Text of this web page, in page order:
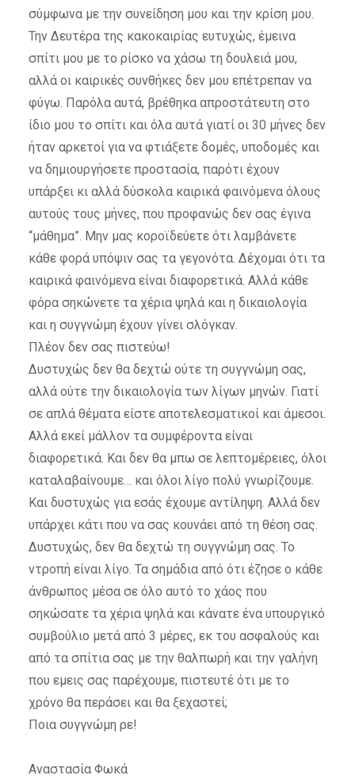
σύμφωνα με την συνείδηση μου και την κρίση μου.
Την Δευτέρα της κακοκαιρίας ευτυχώς, έμεινα
σπίτι μου με το ρίσκο να χάσω τη δουλειά μου,
αλλά οι καιρικές συνθήκες δεν μου επέτρεπαν να
φύγω. Παρόλα αυτά, βρέθηκα απροστάτευτη στο
ίδιο μου το σπίτι και όλα αυτά γιατί οι 30 μήνες δεν
ήταν αρκετοί για να φτιάξετε δομές, υποδομές και
να δημιουργήσετε προστασία, παρότι έχουν
υπάρξει κι αλλά δύσκολα καιρικά φαινόμενα όλους
αυτούς τους μήνες, που προφανώς δεν σας έγινα
“μάθημα”. Μην μας κοροϊδεύετε ότι λαμβάνετε
κάθε φορά υπόψιν σας τα γεγονότα. Δέχομαι ότι τα
καιρικά φαινόμενα είναι διαφορετικά. Αλλά κάθε
φόρα σηκώνετε τα χέρια ψηλά και η δικαιολογία
και η συγγνώμη έχουν γίνει σλόγκαν.
Πλέον δεν σας πιστεύω!
Δυστυχώς δεν θα δεχτώ ούτε τη συγγνώμη σας,
αλλά ούτε την δικαιολογία των λίγων μηνών. Γιατί
σε απλά θέματα είστε αποτελεσματικοί και άμεσοι.
Αλλά εκεί μάλλον τα συμφέροντα είναι
διαφορετικά. Και δεν θα μπω σε λεπτομέρειες, όλοι
καταλαβαίνουμε… και όλοι λίγο πολύ γνωρίζουμε.
Και δυστυχώς για εσάς έχουμε αντίληψη. Αλλά δεν
υπάρχει κάτι που να σας κουνάει από τη θέση σας.
Δυστυχώς, δεν θα δεχτώ τη συγγνώμη σας. Το
ντροπή είναι λίγο. Τα σημάδια από ότι έζησε ο κάθε
άνθρωπος μέσα σε όλο αυτό το χάος που
σηκώσατε τα χέρια ψηλά και κάνατε ένα υπουργικό
συμβούλιο μετά από 3 μέρες, εκ του ασφαλούς και
από τα σπίτια σας με την θαλπωρή και την γαλήνη
που εμεις σας παρέχουμε, πιστευτέ ότι με το
χρόνο θα περάσει και θα ξεχαστεί;
Ποια συγγνώμη ρε!
Αναστασία Φωκά